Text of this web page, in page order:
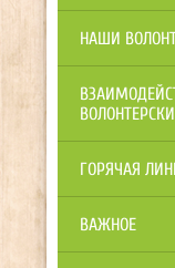
НАШИ
ГОРЯЧАЯ
ВАЖНОЕ